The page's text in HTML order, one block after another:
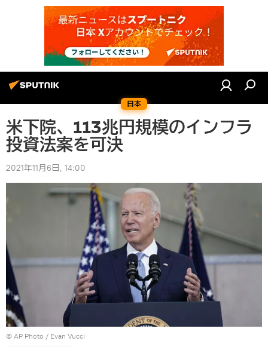
日本
米下院、113兆円規模のインフラ
投資法案を可決
2021年11月6日, 14:00
© AP Photo / Evan Vucci